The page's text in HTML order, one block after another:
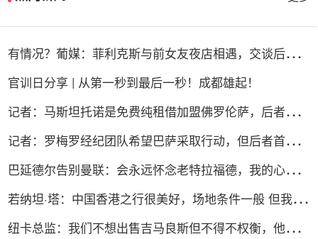
有情况？葡媒：菲利克斯与前女友夜店相遇，交谈后社媒
官训日分享 | 从第一秒到最后一秒！成都雄起！
记者：马斯坦托诺是免费纯租借加盟佛罗伦萨，后者承担
记者：罗梅罗经纪团队希望巴萨采取行动，但后者首选引
巴延德尔告别曼联：会永远怀念老特拉福德，我的心与你
若纳坦·塔：中国香港之行很美好，场地条件一般 但我们
纽卡总监：我们不想出售吉马良斯但不得不权衡，他明确